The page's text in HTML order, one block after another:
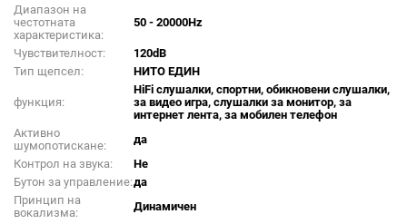
Диапазон на
честотната
характеристика:
50 - 20000Hz
Чувствителност:
120dB
Тип щепсел:
НИТО ЕДИН
функция:
HiFi слушалки, спортни, обикновени слушалки,
за видео игра, слушалки за монитор, за
интернет лента, за мобилен телефон
Активно
шумопотискане:
да
Контрол на звука:
Не
Бутон за управление:да
Принцип на
вокализма:
Динамичен